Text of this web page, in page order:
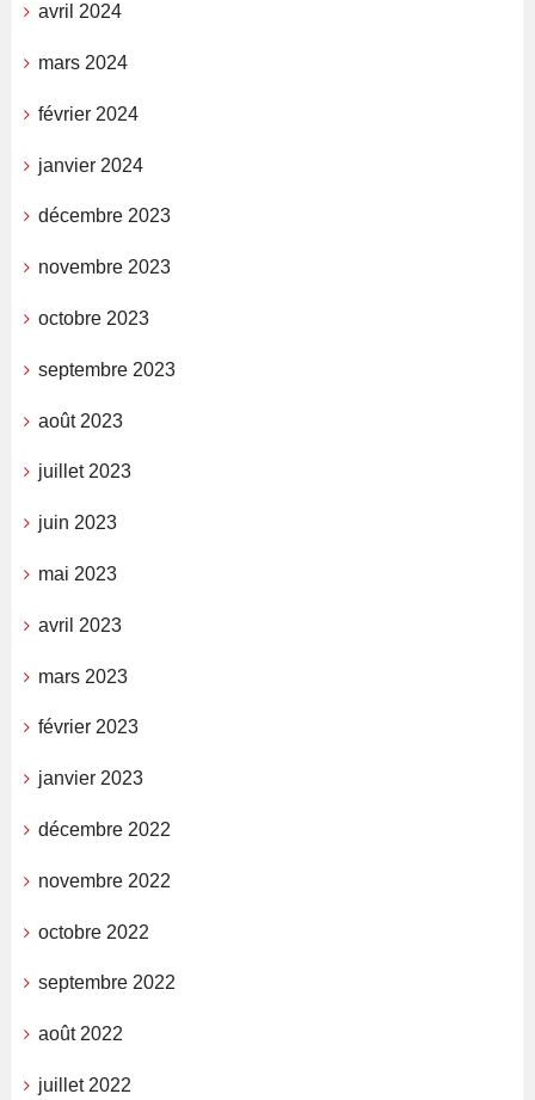
avril 2024
mars 2024
février 2024
janvier 2024
décembre 2023
novembre 2023
octobre 2023
septembre 2023
août 2023
juillet 2023
juin 2023
mai 2023
avril 2023
mars 2023
février 2023
janvier 2023
décembre 2022
novembre 2022
octobre 2022
septembre 2022
août 2022
juillet 2022